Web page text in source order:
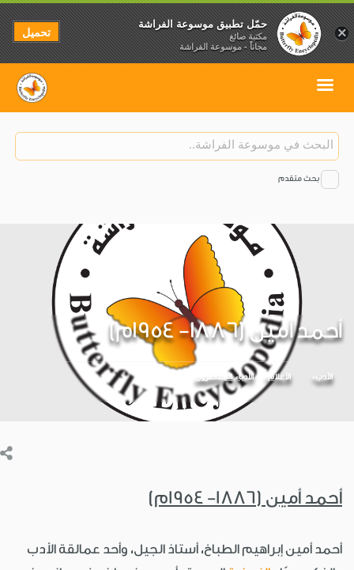
بحث متقدم
أحمد أمين (1886- 1954م)
الأدب الأعلام الأدباء المعاصرون
أحمد أمين (1886- 1954م)
أحمد أمين إبراهيم الطباخ، أستاذ الجيل، وأحد عمالقة الأدب
×
حمّل تطبيق موسوعة الفراشة
مكتبة صائغ
مجاناً - موسوعة الفراشة
تحميل